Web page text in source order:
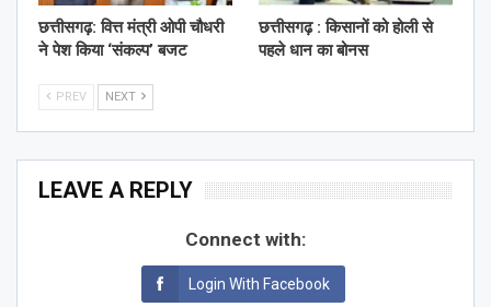
छत्तीसगढ़: वित्त मंत्री ओपी चौधरी
ने पेश किया ‘संकल्प’ बजट
छत्तीसगढ़ : किसानों को होली से
पहले धान का बोनस
PREV NEXT
LEAVE A REPLY
Connect with:
Login With Facebook